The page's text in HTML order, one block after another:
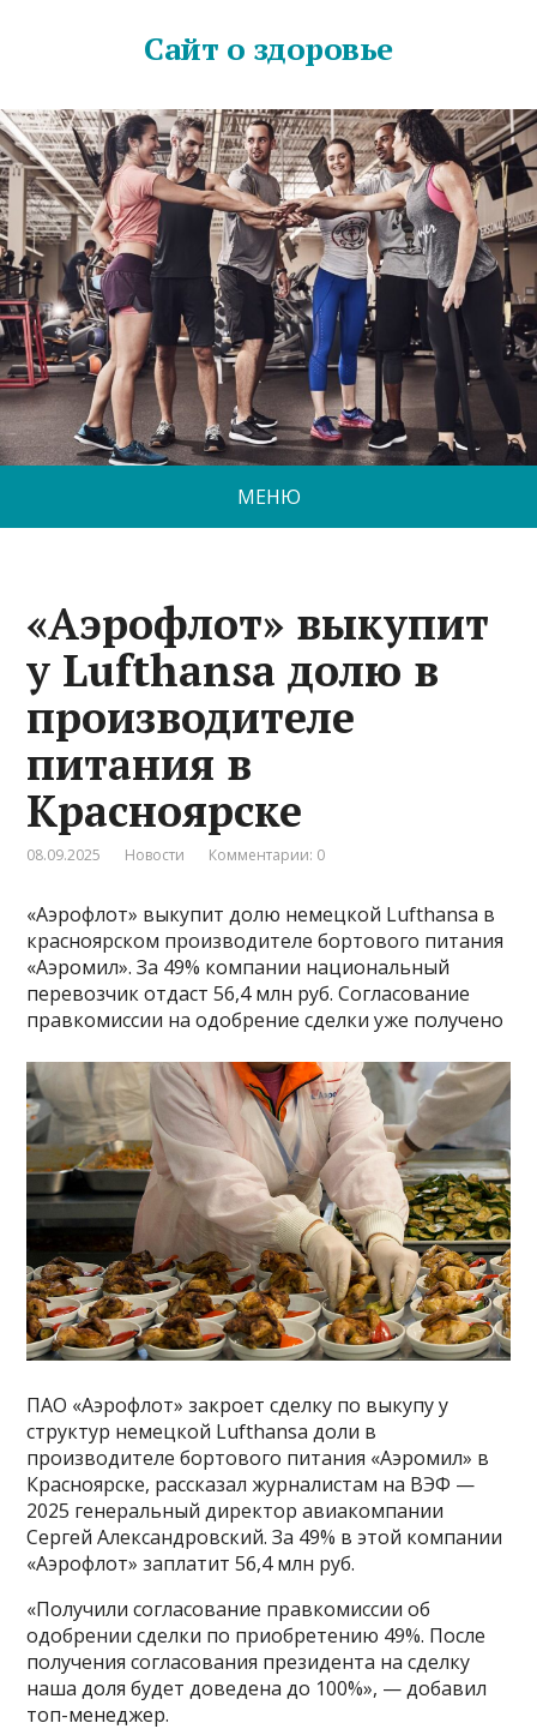
Сайт о здоровье
МЕНЮ
«Аэрофлот» выкупит
у Lufthansa долю в
производителе
питания в
Красноярске
08.09.2025 Новости Комментарии: 0
«Аэрофлот» выкупит долю немецкой Lufthansa в
красноярском производителе бортового питания
«Аэромил». За 49% компании национальный
перевозчик отдаст 56,4 млн руб. Согласование
правкомиссии на одобрение сделки уже получено
ПАО «Аэрофлот» закроет сделку по выкупу у
структур немецкой Lufthansa доли в
производителе бортового питания «Аэромил» в
Красноярске, рассказал журналистам на ВЭФ —
2025 генеральный директор авиакомпании
Сергей Александровский. За 49% в этой компании
«Аэрофлот» заплатит 56,4 млн руб.
«Получили согласование правкомиссии об
одобрении сделки по приобретению 49%. После
получения согласования президента на сделку
наша доля будет доведена до 100%», — добавил
топ-менеджер.